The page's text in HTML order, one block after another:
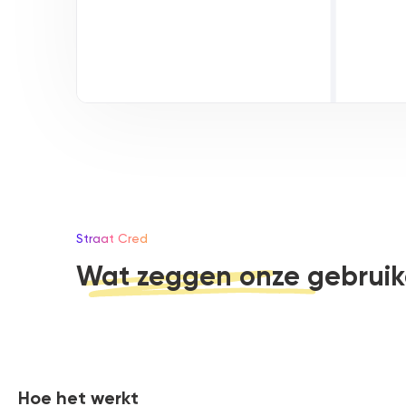
Straat Cred
Wat zeggen onze
Hoe het werkt